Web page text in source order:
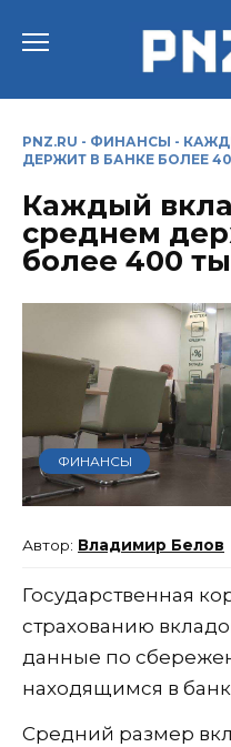
PNZ.RU - ФИНАНСЫ -
ДЕРЖИТ В БАНКЕ БОЛЕЕ
Каждый
среднем
более 400
ФИНАНСЫ
Владимир Белов
Государственная
страхованию
данные по
находящимся в
Средний размер